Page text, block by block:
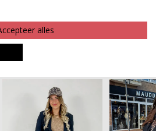
LOOK COMPLEET
alles